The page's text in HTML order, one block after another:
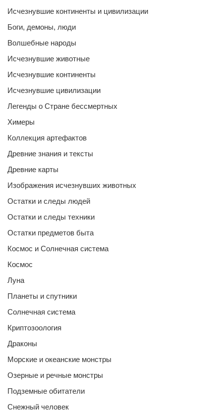
Исчезнувшие континенты и цивилизации
Боги, демоны, люди
Волшебные народы
Исчезнувшие животные
Исчезнувшие континенты
Исчезнувшие цивилизации
Легенды о Стране бессмертных
Химеры
Коллекция артефактов
Древние знания и тексты
Древние карты
Изображения исчезнувших животных
Остатки и следы людей
Остатки и следы техники
Остатки предметов быта
Космос и Солнечная система
Космос
Луна
Планеты и спутники
Солнечная система
Криптозоология
Драконы
Морские и океанские монстры
Озерные и речные монстры
Подземные обитатели
Снежный человек